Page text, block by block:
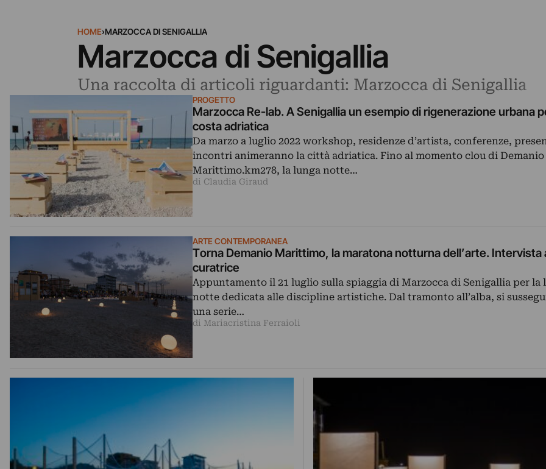
HOME›MARZOCCA DI SENIGALLIA
Marzocca di Senigallia
Una raccolta di articoli riguardanti: Marzocca di Senigallia
PROGETTO
Marzocca Re-lab. A Senigallia un esempio di rigenerazione urbana
costa adriatica
Da marzo a luglio 2022 workshop, residenze d’artista, conferenze,
incontri animeranno la città adriatica. Fino al momento clou di Demanio
Marittimo.km278, la lunga notte…
di Claudia Giraud
ARTE CONTEMPORANEA
Torna Demanio Marittimo, la maratona notturna dell’arte. Intervista
curatrice
Appuntamento il 21 luglio sulla spiaggia di Marzocca di Senigallia per la
notte dedicata alle discipline artistiche. Dal tramonto all’alba, si
una serie…
di Mariacristina Ferraioli